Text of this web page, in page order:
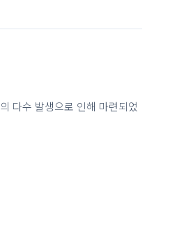
의 다수 발생으로 인해 마련되었